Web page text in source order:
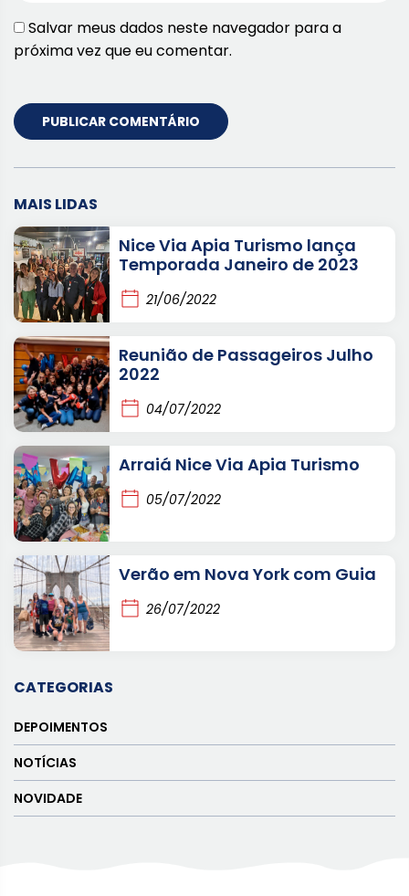
Salvar meus dados neste navegador para a
próxima vez que eu comentar.
MAIS LIDAS
Nice Via Apia Turismo lança
Temporada Janeiro de 2023
21/06/2022
Reunião de Passageiros Julho
2022
04/07/2022
Arraiá Nice Via Apia Turismo
05/07/2022
Verão em Nova York com Guia
26/07/2022
CATEGORIAS
DEPOIMENTOS
NOTÍCIAS
NOVIDADE